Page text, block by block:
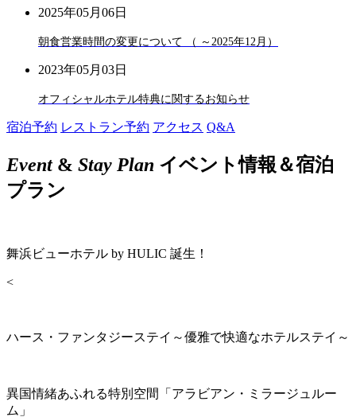
2025年05月06日
朝食営業時間の変更について （ ～2025年12月）
2023年05月03日
オフィシャルホテル特典に関するお知らせ
宿泊予約 レストラン予約 アクセス Q&A
Event& Stay Plan イベント情報＆宿泊
プラン
舞浜ビューホテル by HULIC 誕生！
<
ハース・ファンタジーステイ～優雅で快適なホテルステイ～
異国情緒あふれる特別空間「アラビアン・ミラージュルー
ム」